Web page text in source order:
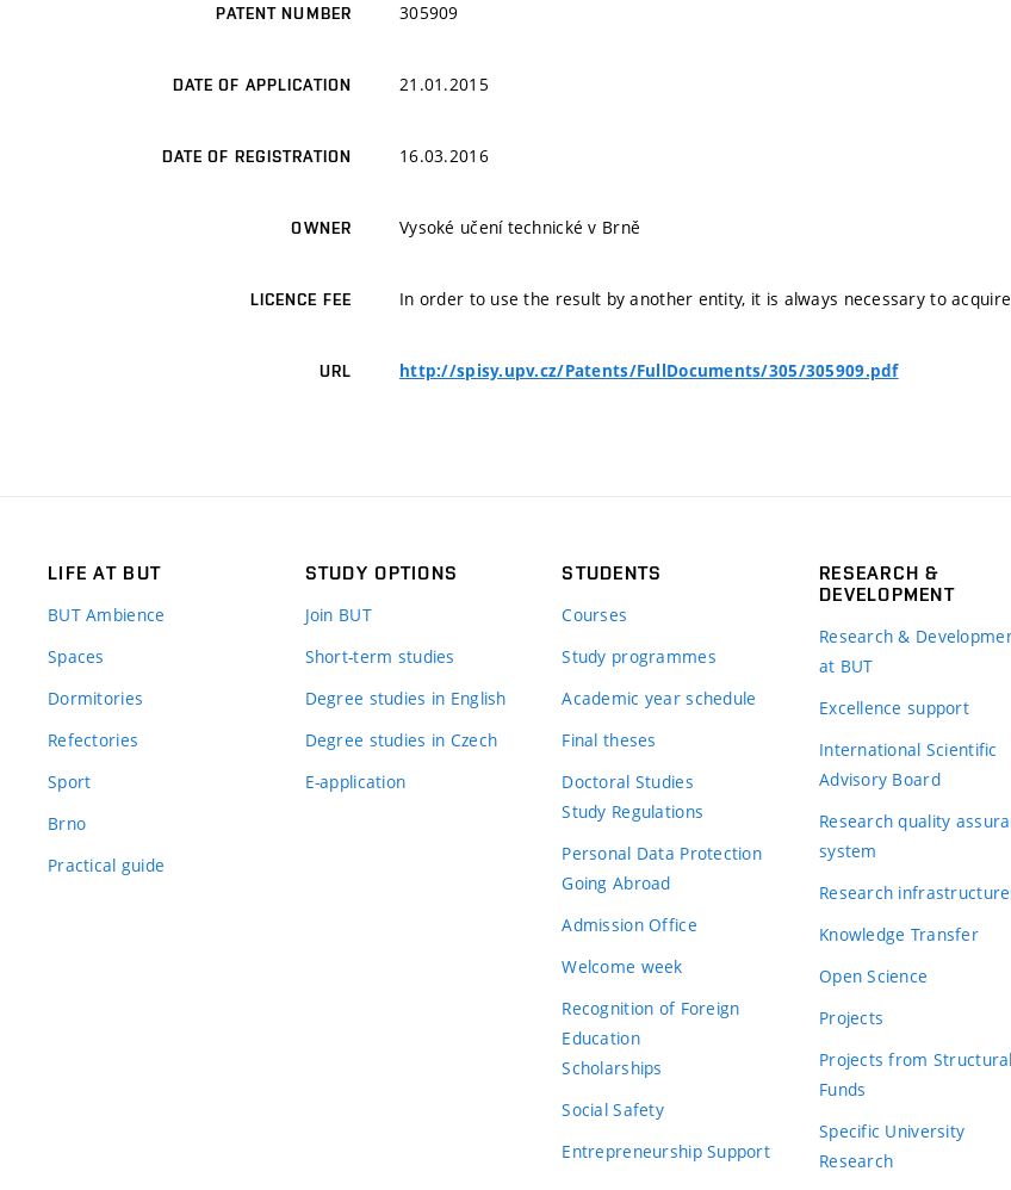
PATENT NUMBER 305909
DATE OF APPLICATION 21.01.2015
DATE OF REGISTRATION 16.03.2016
OWNER Vysoké učení technické v Brně
LICENCE FEE In order to use the result by another entity, it is always necessary to
URL http://spisy.upv.cz/Patents/FullDocuments/305/305909.pdf
LIFE AT BUT
BUT Ambience
Spaces
Dormitories
Refectories
Sport
Brno
Practical guide
STUDY OPTIONS
Join BUT
Short-term studies
Degree studies in English
Degree studies in Czech
E-application
STUDENTS
Courses
Study programmes
Academic year schedule
Final theses
Doctoral Studies
Study Regulations
Personal Data Protection
Going Abroad
Admission Office
Welcome week
Recognition of Foreign
Education
Scholarships
Social Safety
Entrepreneurship Support
RESEARCH &
DEVELOPMENT
Research &
at BUT
Excellence support
International Scientific
Advisory Board
Research quality
system
Research
Knowledge Transfer
Open Science
Projects
Projects from Structural
Funds
Specific University
Research